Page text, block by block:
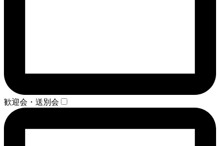
歓迎会・送別会